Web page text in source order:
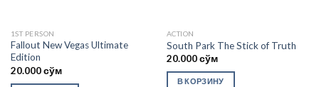
1ST PERSON
Fallout New Vegas Ultimate
Edition
20.000сўм
ACTION
South Park The Stick of Truth
20.000сўм
В КОРЗИНУ